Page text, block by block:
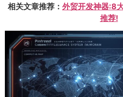
相关文章推荐： 外贸开发神器:8
推荐!